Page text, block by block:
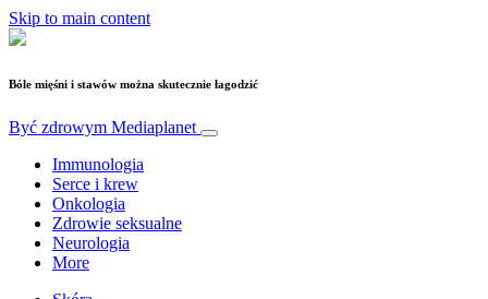
Skip to main content
Bóle mięśni i stawów można skutecznie łagodzić
Być zdrowym Mediaplanet
Immunologia
Serce i krew
Onkologia
Zdrowie seksualne
Neurologia
More